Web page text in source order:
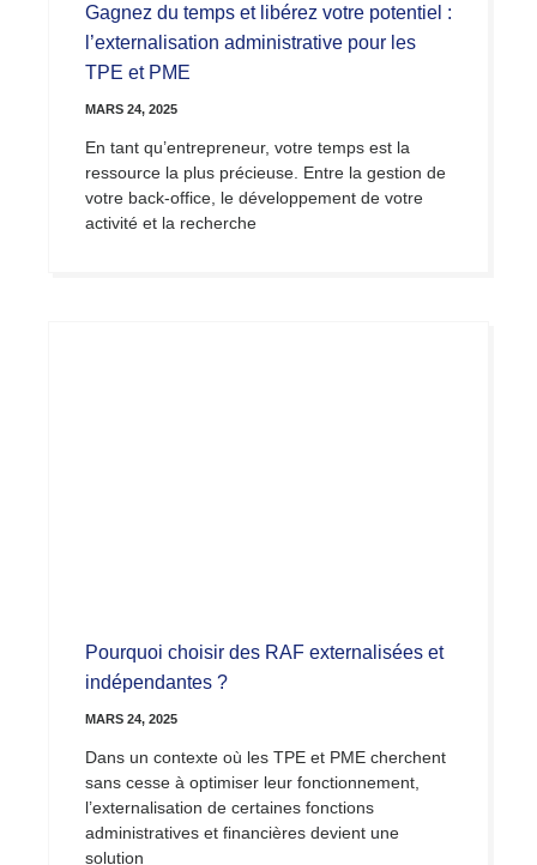
Gagnez du temps et libérez votre potentiel :
l’externalisation administrative pour les
TPE et PME
MARS 24, 2025
En tant qu’entrepreneur, votre temps est la
ressource la plus précieuse. Entre la gestion de
votre back-office, le développement de votre
activité et la recherche
Pourquoi choisir des RAF externalisées et
indépendantes ?
MARS 24, 2025
Dans un contexte où les TPE et PME cherchent
sans cesse à optimiser leur fonctionnement,
l’externalisation de certaines fonctions
administratives et financières devient une
solution